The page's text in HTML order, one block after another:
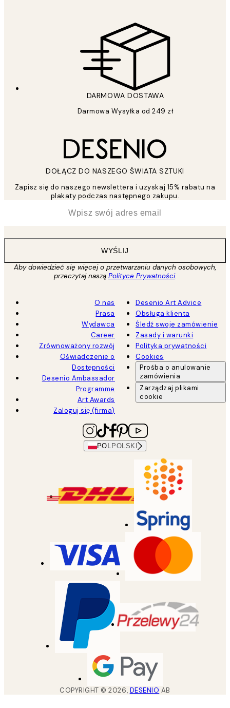
DARMOWA DOSTAWA
Darmowa Wysyłka od 249 zł
DOŁĄCZ DO NASZEGO ŚWIATA SZTUKI
Zapisz się do naszego newslettera i uzyskaj 15% rabatu na
plakaty podczas następnego zakupu.
WYŚLIJ
Aby dowiedzieć się więcej o przetwarzaniu danych osobowych,
przeczytaj naszą Polityce Prywatności.
O nas
Prasa
Wydawca
Career
Zrównoważony rozwój
Oświadczenie o
Dostępności
Desenio Ambassador
Programme
Art Awards
Zaloguj się (firma)
Desenio Art Advice
Obsługa klienta
Śledź swoje zamówienie
Zasady i warunki
Polityka prywatności
Cookies
Prośba o anulowanie
zamówienia
Zarządzaj plikami
cookie
POL POLSKI
COPYRIGHT ©2026, DESENIO AB